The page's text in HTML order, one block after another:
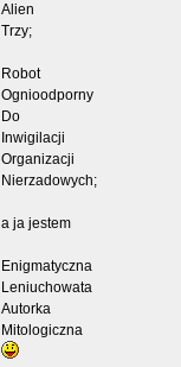
Alien
Trzy;
Robot
Ognioodporny
Do
Inwigilacji
Organizacji
Nierzadowych;
a ja jestem
Enigmatyczna
Leniuchowata
Autorka
Mitologiczna